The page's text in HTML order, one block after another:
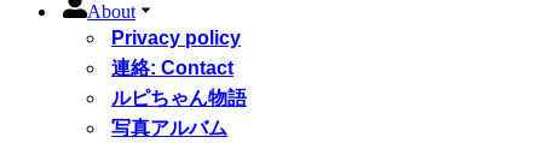
About
Privacy policy
連絡: Contact
ルピちゃん物語
写真アルバム